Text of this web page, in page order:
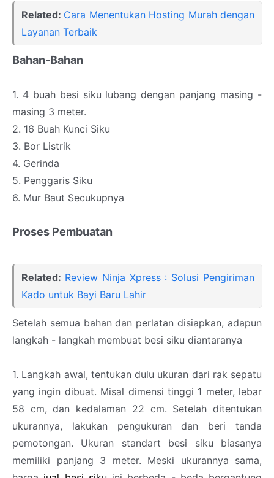
Related: Cara Menentukan Hosting Murah dengan
Layanan Terbaik
Bahan-Bahan
1. 4 buah besi siku lubang dengan panjang masing -
masing 3 meter.
2. 16 Buah Kunci Siku
3. Bor Listrik
4. Gerinda
5. Penggaris Siku
6. Mur Baut Secukupnya
Proses Pembuatan
Related: Review Ninja Xpress : Solusi Pengiriman
Kado untuk Bayi Baru Lahir
Setelah semua bahan dan perlatan disiapkan, adapun
langkah - langkah membuat besi siku diantaranya
1. Langkah awal, tentukan dulu ukuran dari rak sepatu
yang ingin dibuat. Misal dimensi tinggi 1 meter, lebar
58 cm, dan kedalaman 22 cm. Setelah ditentukan
ukurannya, lakukan pengukuran dan beri tanda
pemotongan. Ukuran standart besi siku biasanya
memiliki panjang 3 meter. Meski ukurannya sama,